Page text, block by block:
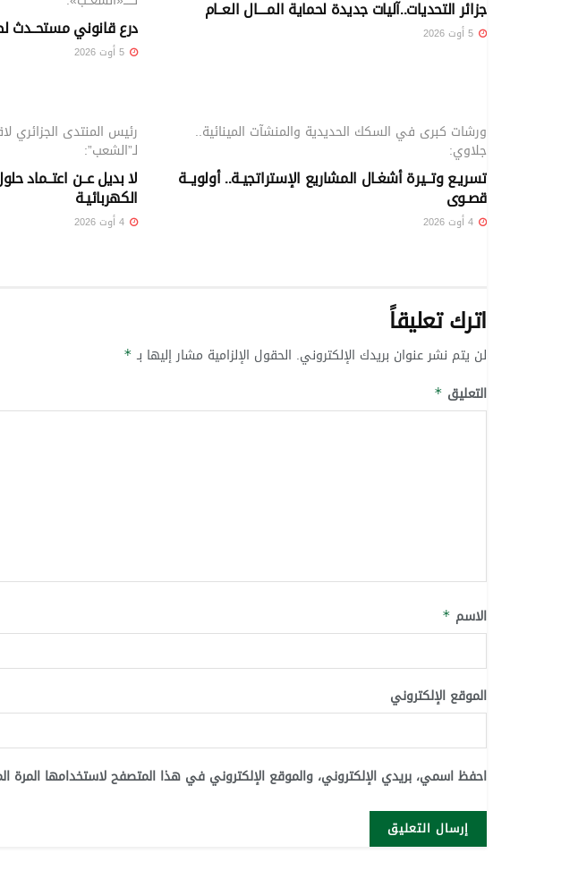
جزائر التحديات..آليات جديدة لحماية المــــال العــام
درع قانوني مستحــدث
ورشات كبرى في السكك الحديدية والمنشآت المينائية..
جلاوي:
تسريـع وتــيرة أشغـال المشاريع الإستراتجيـة.. أولويــة
قصـوى
رئيس المنتدى الجزائري
لـ”الشعب”:
لا بديل عــن اعتــماد
الكهربائيـة
اترك تعليقاً
لن يتم نشر عنوان بريدك الإلكتروني. الحقول الإلزامية مشار إليها بـ *
التعليق *
الاسم *
الموقع الإلكتروني
احفظ اسمي، بريدي الإلكتروني، والموقع الإلكتروني في هذا المتصفح لاستخدامها المرة